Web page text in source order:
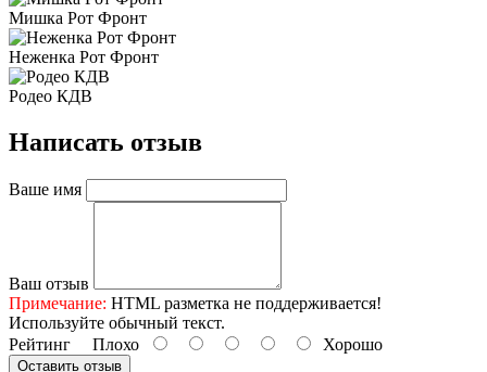
Мишка Рот Фронт
Неженка Рот Фронт
Родео КДВ
Написать отзыв
Ваше имя
Ваш отзыв
Примечание: HTML разметка не поддерживается!
Используйте обычный текст.
Рейтинг Плохо Хорошо
Оставить отзыв